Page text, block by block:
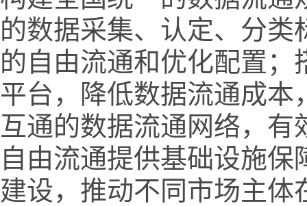
的数据采集、认定、分
的自由流通和优化配置
平台，降低数据流通成
互通的数据流通网络，
自由流通提供基础设施
建设，推动不同市场主